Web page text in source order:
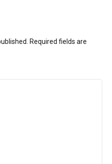
Required fields are